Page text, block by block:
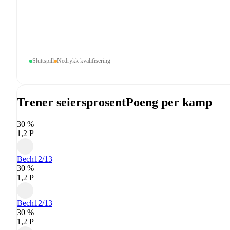
Sluttspill Nedrykk kvalifisering
Trener seiersprosentPoeng per kamp
30 %
1,2 P
Bech12/13
30 %
1,2 P
Bech12/13
30 %
1,2 P